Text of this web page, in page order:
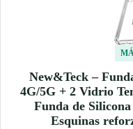
New&Teck –
4G/5G + 2 Vidrio
Funda de
Esquinas